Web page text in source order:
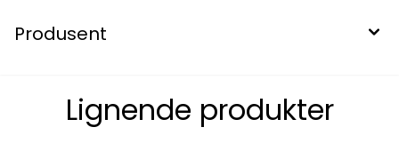
Produsent
Lignende produkter